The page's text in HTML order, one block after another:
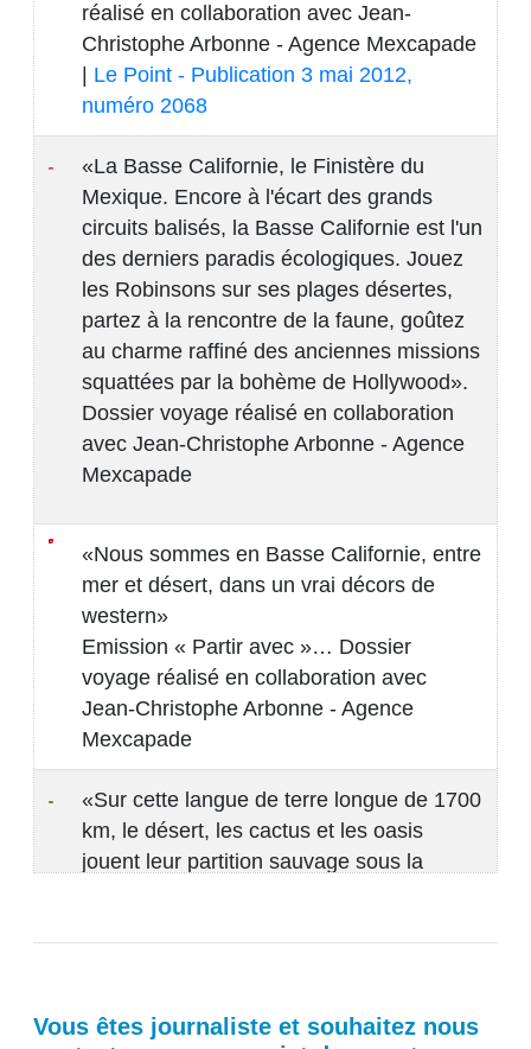
réalisé en collaboration avec Jean-
Christophe Arbonne - Agence Mexcapade
Le Point - Publication 3 mai 2012,
numéro 2068
«La Basse Californie, le Finistère du
Mexique. Encore à l'écart des grands
circuits balisés, la Basse Californie est l'un
des derniers paradis écologiques. Jouez
les Robinsons sur ses plages désertes,
partez à la rencontre de la faune, goûtez
au charme raffiné des anciennes missions
squattées par la bohème de Hollywood».
Dossier voyage réalisé en collaboration
avec Jean-Christophe Arbonne - Agence
Mexcapade
«Nous sommes en Basse Californie, entre
mer et désert, dans un vrai décors de
western»
Emission « Partir avec »… Dossier
voyage réalisé en collaboration avec
Jean-Christophe Arbonne - Agence
Mexcapade
«Sur cette langue de terre longue de 1700
km, le désert, les cactus et les oasis
jouent leur partition sauvage sous la
Mexcapade
Vous êtes journaliste et souhaitez nous